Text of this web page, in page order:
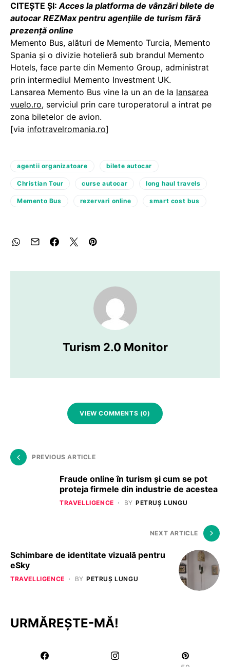
CITEȘTE ȘI:Acces la platforma de vânzări bilete de
autocar REZMax pentru agențiile de turism fără
prezență online
Memento Bus, alături de Memento Turcia, Memento
Spania și o divizie hotelieră sub brandul Memento
Hotels, face parte din Memento Group, administrat
prin intermediul Memento Investment UK.
Lansarea Memento Bus vine la un an de la lansarea
vuelo.ro, serviciul prin care turoperatorul a intrat pe
zona biletelor de avion.
[via infotravelromania.ro]
agentii organizatoare bilete autocar
Christian Tour curse autocar long haul travels
Memento Bus rezervari online smart cost bus
Turism 2.0 Monitor
VIEW COMMENTS (0)
PREVIOUS ARTICLE
Fraude online în turism și cum se pot
proteja firmele din industrie de acestea
TRAVELLIGENCE BY PETRUȘ LUNGU
NEXT ARTICLE
Schimbare de identitate vizuală pentru
eSky
TRAVELLIGENCE BY PETRUȘ LUNGU
URMĂREȘTE-MĂ!